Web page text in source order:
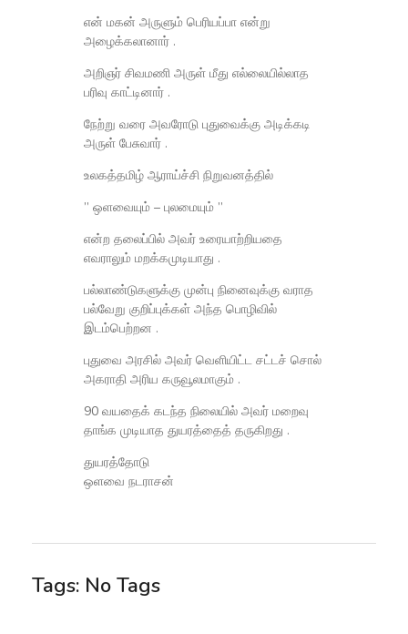
என் மகன் அருளும் பெரியப்பா என்று
அழைக்கலானார் .
அறிஞர் சிவமணி அருள் மீது எல்லையில்லாத
பரிவு காட்டினார் .
நேற்று வரை அவரோடு புதுவைக்கு அடிக்கடி
அருள் பேசுவார் .
உலகத்தமிழ் ஆராய்ச்சி நிறுவனத்தில்
” ஒளவையும் – புலமையும் ”
என்ற தலைப்பில் அவர் உரையாற்றியதை
எவராலும் மறக்கமுடியாது .
பல்லாண்டுகளுக்கு முன்பு நினைவுக்கு வராத
பல்வேறு குறிப்புக்கள் அந்த பொழிவில்
இடம்பெற்றன .
புதுவை அரசில் அவர் வெளியிட்ட சட்டச் சொல்
அகராதி அரிய கருவூலமாகும் .
90 வயதைக் கடந்த நிலையில் அவர் மறைவு
தாங்க முடியாத துயரத்தைத் தருகிறது .
துயரத்தோடு
ஒளவை நடராசன்
Tags: No Tags